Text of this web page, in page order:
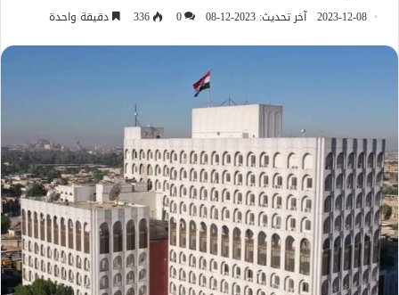
2023-12-08 آخر تحديث: 2023-12-08 0
336 دقيقة واحدة